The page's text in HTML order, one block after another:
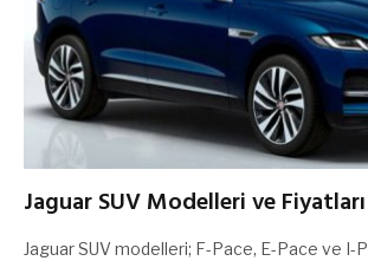
Jaguar SUV Modelleri ve
Jaguar SUV modelleri; F-Pace, E-Pace ve I-